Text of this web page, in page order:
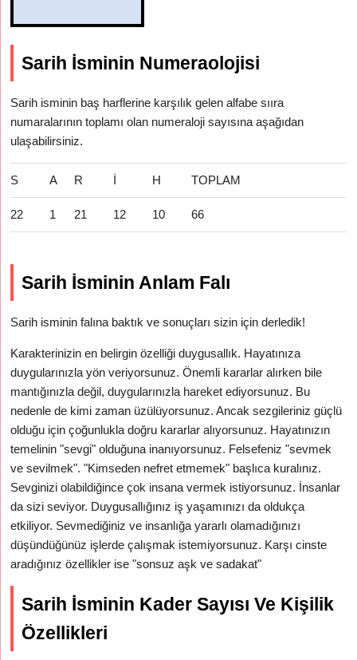
Sarih İsminin Numeraolojisi
Sarih isminin baş harflerine karşılık gelen alfabe sııra
numaralarının toplamı olan numeraloji sayısına aşağıdan
ulaşabilirsiniz.
S A R İ H TOPLAM
22 1 21 12 10 66
Sarih İsminin Anlam Falı
Sarih isminin falına baktık ve sonuçları sizin için derledik!
Karakterinizin en belirgin özelliği duygusallık. Hayatınıza
duygularınızla yön veriyorsunuz. Önemli kararlar alırken bile
mantığınızla değil, duygularınızla hareket ediyorsunuz. Bu
nedenle de kimi zaman üzülüyorsunuz. Ancak sezgileriniz güçlü
olduğu için çoğunlukla doğru kararlar alıyorsunuz. Hayatınızın
temelinin "sevgi" olduğuna inanıyorsunuz. Felsefeniz "sevmek
ve sevilmek". "Kimseden nefret etmemek" başlıca kuralınız.
Sevginizi olabildiğince çok insana vermek istiyorsunuz. İnsanlar
da sizi seviyor. Duygusallığınız iş yaşamınızı da oldukça
etkiliyor. Sevmediğiniz ve insanlığa yararlı olamadığınızı
düşündüğünüz işlerde çalışmak istemiyorsunuz. Karşı cinste
aradığınız özellikler ise "sonsuz aşk ve sadakat"
Sarih İsminin Kader Sayısı Ve Kişilik
Özellikleri